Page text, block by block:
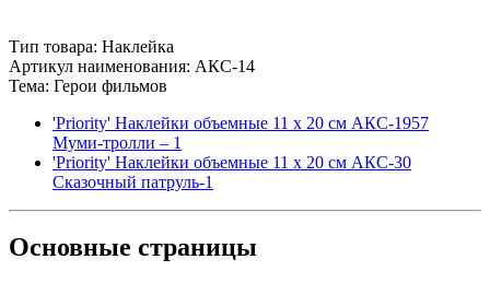
Тип товара: Наклейка
Артикул наименования: АКС-14
Тема: Герои фильмов
'Priority' Наклейки объемные 11 х 20 см АКС-1957
Муми-тролли – 1
'Priority' Наклейки объемные 11 х 20 см АКС-30
Сказочный патруль-1
Основные страницы